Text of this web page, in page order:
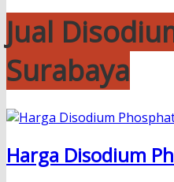
Jual
Surabaya
Harga Disodium